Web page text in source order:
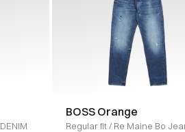
DENIM
BOSS Orange
Regular fit/ Re Maine Bo